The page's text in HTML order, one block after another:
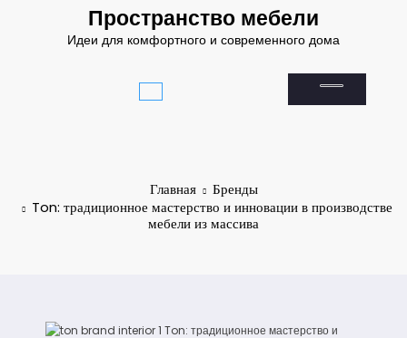
содержимому
Пространство мебели
Идеи для комфортного и современного дома
Главная
Бренды
Ton: традиционное мастерство и инновации в производстве
мебели из массива